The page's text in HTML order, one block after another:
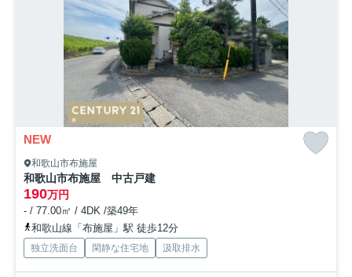
NEW
和歌山市布施屋
和歌山市布施屋 中古戸建
190万円
- / 77.00㎡ / 4DK /築49年
和歌山線「布施屋」駅 徒歩12分
独立洗面台 閑静な住宅地 汲取排水